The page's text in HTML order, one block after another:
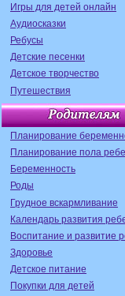
Игры для детей онлайн
Аудиосказки
Ребусы
Детские песенки
Детское творчество
Путешествия
Планирование
Планирование пола
Беременность
Роды
Грудное вскармливание
Календарь развития
Воспитание и развитие
Здоровье
Детское питание
Покупки для детей